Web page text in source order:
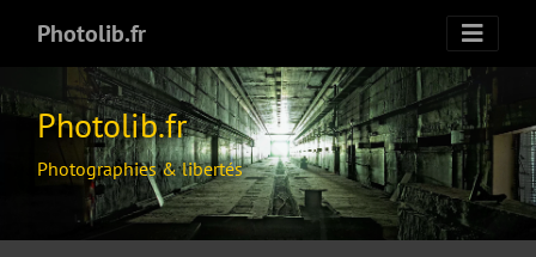
Photolib.fr
Photolib.fr
Photographies & libertés